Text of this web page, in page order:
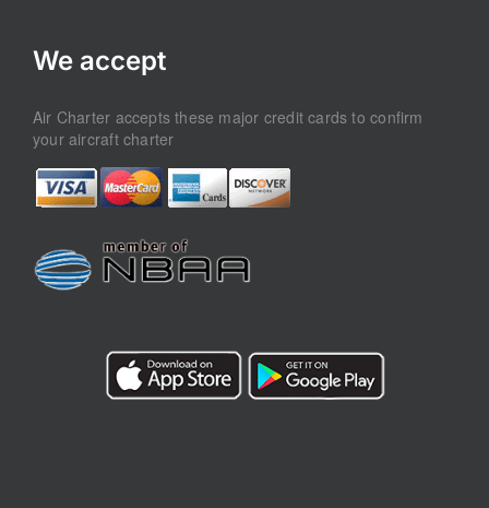
We accept
Air Charter accepts these major credit cards to confirm
your aircraft charter